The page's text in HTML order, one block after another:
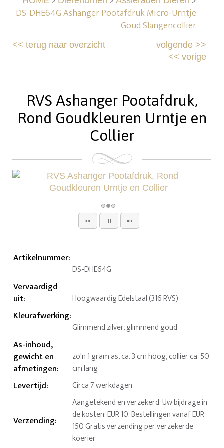
DS-DHE64G Ashanger Pootafdruk Micro-Urntje
Goud Slangencollier
<<terug naar overzicht volgende>>
<< vorige
RVS Ashanger Pootafdruk,
Rond Goudkleuren Urntje en
Collier
Artikelnummer:
DS-DHE64G
Vervaardigd
uit: Hoogwaardig Edelstaal (316 RVS)
Kleurafwerking:
Glimmend zilver, glimmend goud
As-inhoud,
gewicht en
afmetingen:
zo'n 1 gram as, ca. 3 cm hoog, collier ca. 50
cm lang
Levertijd: Circa 7 werkdagen
Verzending:
Aangetekend en verzekerd. Uw bijdrage in
de kosten: EUR 10. Bestellingen vanaf EUR
150 Gratis verzending per verzekerde
koerier